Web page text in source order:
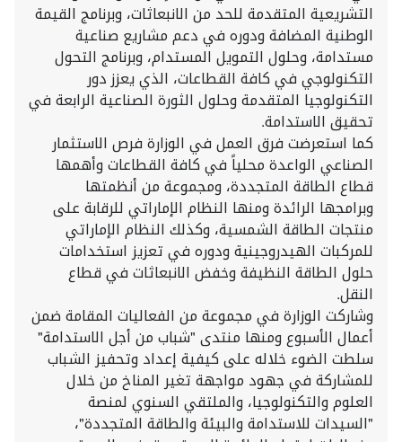
التشريعية المتقدمة للحد من الانبعاثات، وبرنامج القيمة
الوطنية المضافة ودوره في دعم مشاريع صناعية
مستدامة، وحلول التمويل المستدام، وبرنامج التحول
التكنولوجي في كافة القطاعات، الذي يعزز دور
التكنولوجيا المتقدمة وحلول الثورة الصناعية الرابعة في
تحقيق الاستدامة.
كما استعرضت فرق العمل في الوزارة فرص الاستثمار
الصناعي الواعدة محلياً في كافة القطاعات وأهمها
قطاع الطاقة المتجددة، ومجموعة من أنظمتها
وبرامجها الرائدة ومنها النظام الإماراتي للرقابة على
منتجات الطاقة الشمسية، وكذلك النظام الإماراتي
للمركبات الهيدروجينية ودوره في تعزيز استخدامات
حلول الطاقة النظيفة وخفض الانبعاثات في قطاع
النقل.
وشاركت الوزارة في مجموعة من الفعاليات المقامة ضمن
أعمال الأسبوع ومنها منتدى "شباب من أجل الاستدامة"
سلطت الضوء خلاله على كيفية إعداد وتحفيز الشباب
للمشاركة في جهود مواجهة تغير المناخ من خلال
العلوم والتكنولوجيا، والملتقي السنوي لمنصة
"السيدات للاستدامة والبيئة والطاقة المتجددة"،